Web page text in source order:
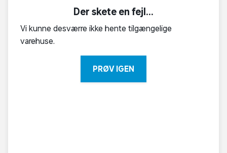
Der skete en fejl...
Vi kunne desværre ikke hente tilgængelige
varehuse.
PRØV IGEN